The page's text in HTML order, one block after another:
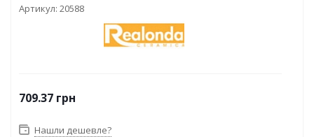
Артикул: 20588
709.37 грн
Нашли дешевле?